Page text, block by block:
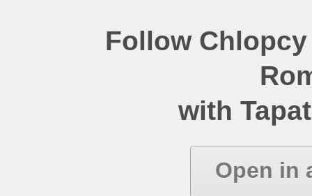
Follow
with
Open in